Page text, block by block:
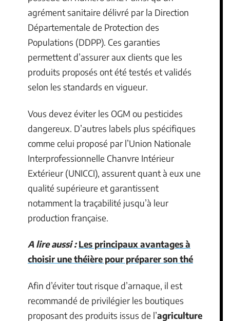
agrément sanitaire délivré par la Direction
Départementale de Protection des
Populations (DDPP). Ces garanties
permettent d’assurer aux clients que les
produits proposés ont été testés et validés
selon les standards en vigueur.
Vous devez éviter les OGM ou pesticides
dangereux. D’autres labels plus spécifiques
comme celui proposé par l’Union Nationale
Interprofessionnelle Chanvre Intérieur
Extérieur (UNICCI), assurent quant à eux une
qualité supérieure et garantissent
notamment la traçabilité jusqu’à leur
production française.
A lire aussi : Les principaux avantages à
choisir une théière pour préparer son thé
Afin d’éviter tout risque d’arnaque, il est
recommandé de privilégier les boutiques
proposant des produits issus de l’agriculture